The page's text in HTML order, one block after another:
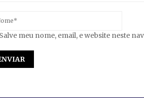
Salve meu nome, email, e website neste